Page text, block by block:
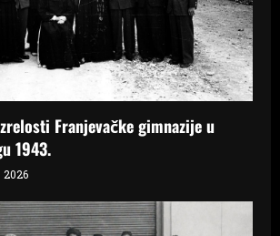
Franjevačke gimnazije u
1943.
2026